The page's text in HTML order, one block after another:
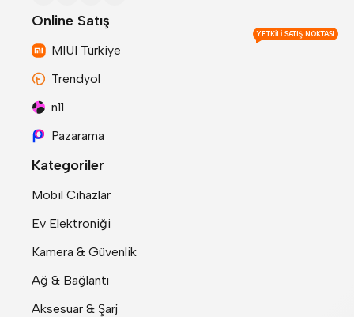
Online Satış
MIUI Türkiye
YETKILI SATIŞ NOKTASI
Trendyol
n11
Pazarama
Kategoriler
Mobil Cihazlar
Ev Elektroniği
Kamera & Güvenlik
Ağ & Bağlantı
Aksesuar & Şarj